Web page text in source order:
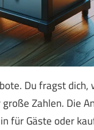
Du fragst
Zahlen. Die
für Gäste oder